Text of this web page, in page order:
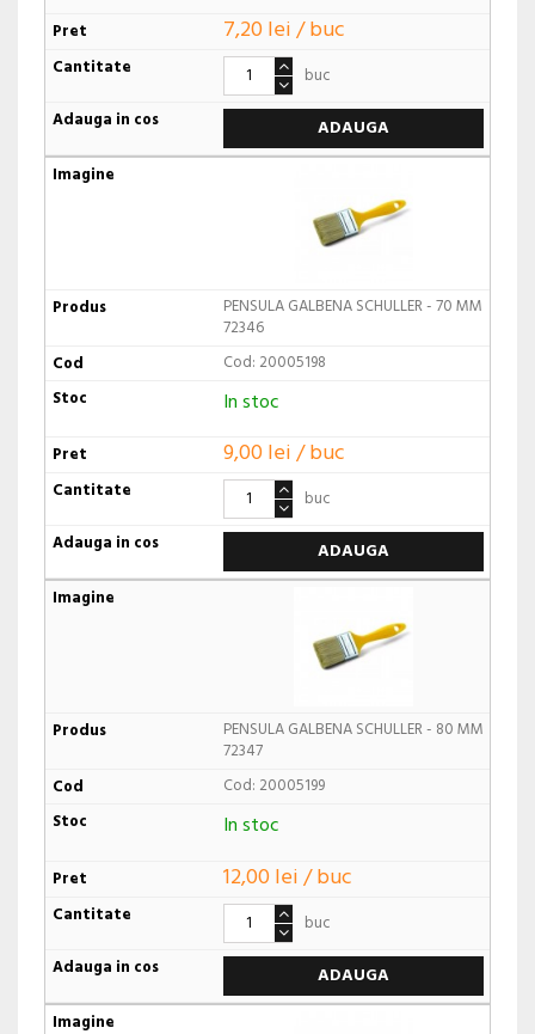
7,20 lei / buc
buc
ADAUGA
PENSULA GALBENA SCHULLER - 70 MM
72346
Cod: 20005198
In stoc
9,00 lei / buc
buc
ADAUGA
PENSULA GALBENA SCHULLER - 80 MM
72347
Cod: 20005199
In stoc
12,00 lei / buc
buc
ADAUGA